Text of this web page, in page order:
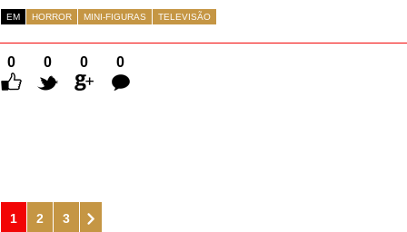
EM HORROR MINI-FIGURAS TELEVISÃO
0 0 0
0
Comentários
1 2 3